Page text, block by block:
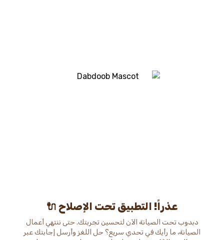
عذراً! التطبيق تحت الإصلاح 🔌
دبدوب تحت الصيانة الآن لتحسين تجربتك. حتى ننتهي أعمال
الصيانة، ما رأيك في تحدي سريع؟ حل اللغز وأرسل إجابتك عبر